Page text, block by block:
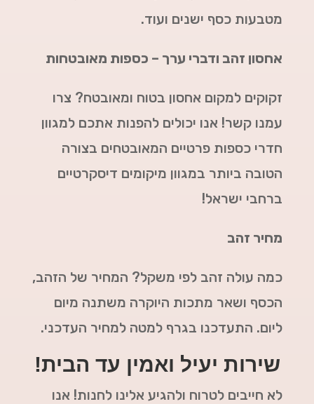
מטבעות כסף ישנים ועוד.
אחסון זהב ודברי ערך – כספות מאובטחות
זקוקים למקום אחסון בטוח ומאובטח? צרו
עמנו קשר! אנו יכולים להפנות אתכם למגוון
חדרי כספות פרטיים המאובטחים בצורה
הטובה ביותר במגוון מיקומים דיסקרטיים
ברחבי ישראל!
מחיר זהב
כמה עולה זהב לפי משקל? המחיר של הזהב,
הכסף ושאר מתכות היוקרה משתנה מיום
ליום. התעדכנו בגרף למטה למחיר העדכני.
שירות יעיל ואמין עד הבית!
לא חייבים לטרוח ולהגיע אלינו לחנות! אנו